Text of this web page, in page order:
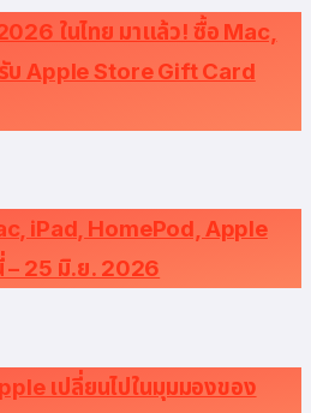
ในไทย มาแล้ว! ซื้อ Mac,
บ Apple Store Gift Card
iPad, HomePod, Apple
– 25 มิ.ย. 2026
เปลี่ยนไปในมุมมองของ